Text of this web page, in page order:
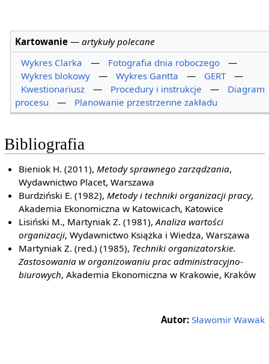
Kartowanie —artykuły polecane
Wykres Clarka
— Fotografia dnia roboczego
—
Wykres blokowy
— Wykres Gantta — GERT
—
Kwestionariusz
— Procedury i instrukcje —
Diagram
procesu
— Planowanie przestrzenne zakładu
Bibliografia
Bieniok H. (2011),Metody sprawnego zarządzania,
Wydawnictwo Placet, Warszawa
Burdziński E. (1982),Metody i techniki organizacji pracy,
Akademia Ekonomiczna w Katowicach, Katowice
Lisiński M., Martyniak Z. (1981),Analiza wartości
organizacji, Wydawnictwo Książka i Wiedza, Warszawa
Martyniak Z. (red.) (1985), Techniki organizatorskie.
Zastosowania w organizowaniu prac administracyjno-
biurowych, Akademia Ekonomiczna w Krakowie, Kraków
Autor: Sławomir Wawak